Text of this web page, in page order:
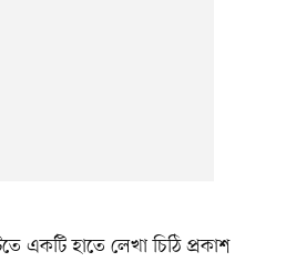
একটি হাতে লেখা চিঠি প্রকাশ